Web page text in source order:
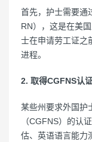
首先，护士需要通
RN），这是在美
士在申请劳工证之
进程。
2. 取得CGFNS认
某些州要求外国护
（CGFNS）的认
估、英语语言能力